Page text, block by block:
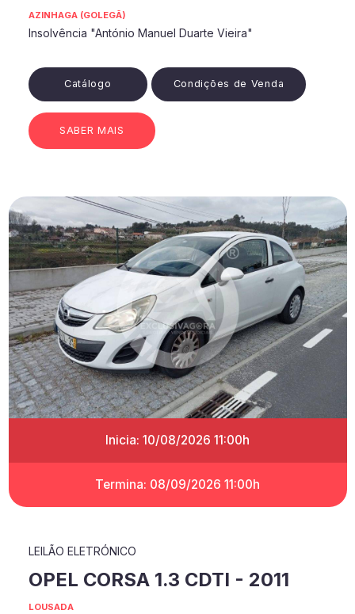
AZINHAGA (GOLEGÃ)
Insolvência "António Manuel Duarte Vieira"
Catálogo Condições de Venda
SABER MAIS
Inicia: 10/08/2026 11:00h
Termina: 08/09/2026 11:00h
LEILÃO ELETRÓNICO
OPEL CORSA 1.3 CDTI - 2011
LOUSADA